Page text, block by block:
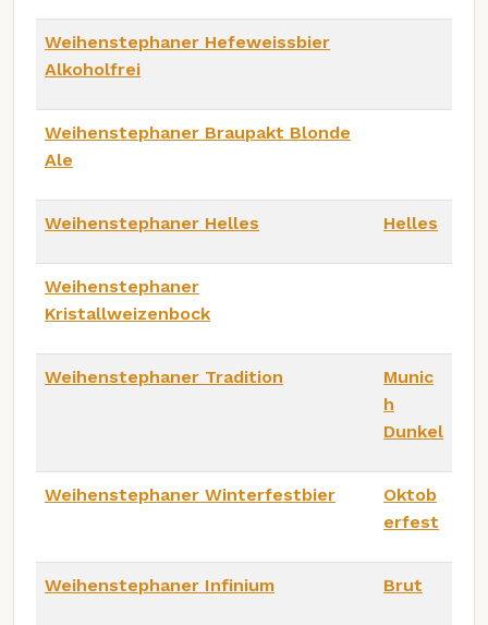
Weihenstephaner Hefeweissbier
Alkoholfrei
Weihenstephaner Braupakt Blonde
Ale
Weihenstephaner Helles Helles
Weihenstephaner
Kristallweizenbock
Weihenstephaner Tradition
Munic
h
Dunkel
Weihenstephaner Winterfestbier
Oktob
erfest
Weihenstephaner Infinium Brut